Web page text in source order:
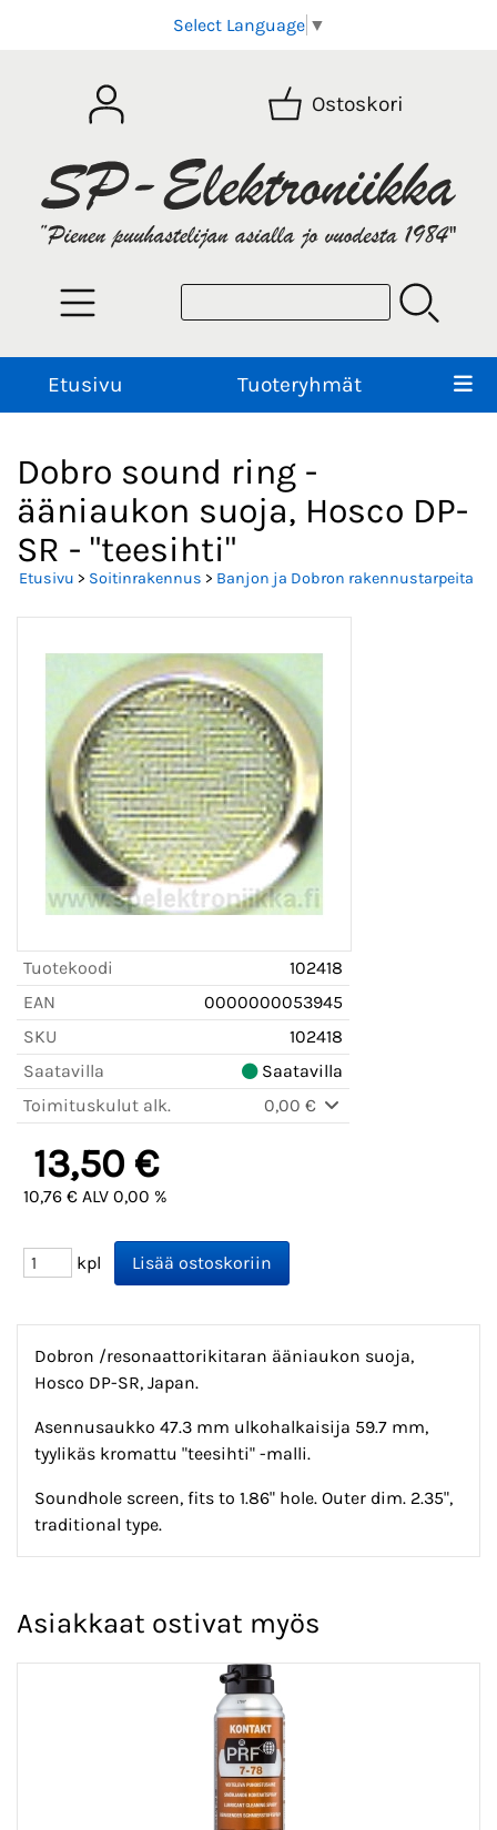
Select Language ▼
Ostoskori
Etusivu Tuoteryhmät
Dobro sound ring -
ääniaukon suoja, Hosco DP-
SR - "teesihti"
Etusivu > Soitinrakennus > Banjon ja Dobron rakennustarpeita
Tuotekoodi
102418
EAN
0000000053945
SKU
102418
Saatavilla
Saatavilla
Toimituskulut alk.
0,00 €
13,50 €
10,76 € ALV 0,00 %
kpl
Dobron /resonaattorikitaran ääniaukon suoja,
Hosco DP-SR, Japan.
Asennusaukko 47.3 mm ulkohalkaisija 59.7 mm,
tyylikäs kromattu "teesihti" -malli.
Soundhole screen, fits to 1.86" hole. Outer dim. 2.35",
traditional type.
Asiakkaat ostivat myös